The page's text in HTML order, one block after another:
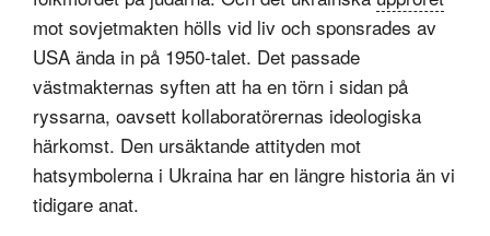
mot sovjetmakten hölls vid liv och sponsrades av
USA ända in på 1950-talet. Det passade
västmakternas syften att ha en törn i sidan på
ryssarna, oavsett kollaboratörernas ideologiska
härkomst. Den ursäktande attityden mot
hatsymbolerna i Ukraina har en längre historia än vi
tidigare anat.